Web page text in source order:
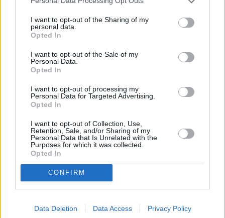
I want to opt-out of the Sharing of my
personal data.
Opted In
I want to opt-out of the Sale of my
Personal Data.
Opted In
I want to opt-out of processing my
Personal Data for Targeted Advertising.
Opted In
I want to opt-out of Collection, Use,
Retention, Sale, and/or Sharing of my
Personal Data that Is Unrelated with the
Purposes for which it was collected.
Opted In
CONFIRM
Data Deletion Data Access Privacy Policy
Sulla D14 Diramazione per Ravenna, per consentire lavori di
pavimentazione, dalle 22:00 di lunedì 19 alle 6:00 di martedì 20
febbraio, sarà chiuso il tratto compreso tra l’allacciamento con la
A14 Bologna-Taranto e Lugo, verso Ravenna. Di conseguenza,
Ancona, saranno chiusi i rami di allacciamento sulla Diramazione
per Ravenna. In alternativa si consigliano i seguenti itinerari: per
chi proviene da Bologna, uscire sulla A14 alla stazione di Imola e
percorrere la viabilità ordinaria: SP610, via Selice, SP253
(Massalombarda-Sant’Agata sul Santerno), via Piratello (Lugo),
SP95 via X Aprile, via Madonna di Genova e rientrare sulla
Diramazione attraverso lo svincolo di Cotignola; per chi proviene
da Ancona, uscire sulla A14 alla stazione di Faenza, percorree la